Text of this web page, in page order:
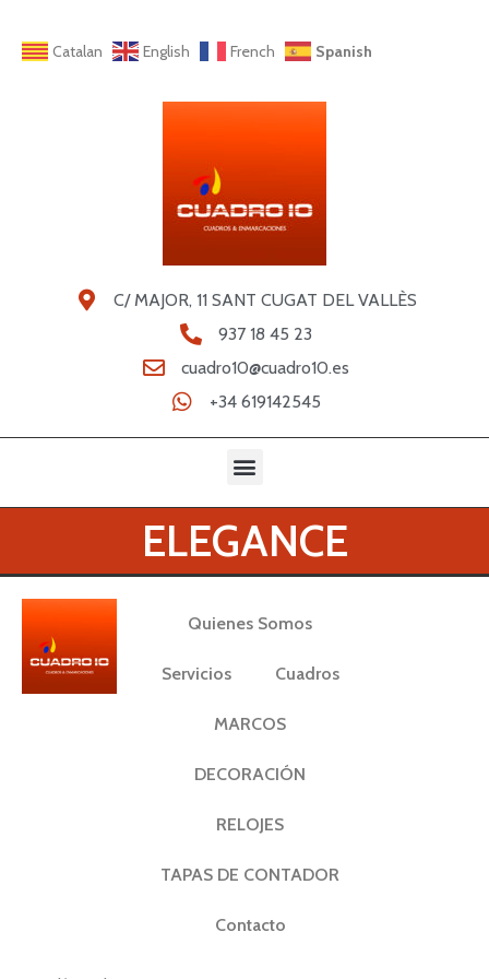
Catalan English French Spanish
C/ MAJOR, 11 SANT CUGAT DEL VALLÈS
937 18 45 23
cuadro10@cuadro10.es
+34 619142545
ELEGANCE
Quienes Somos
Servicios Cuadros
MARCOS
DECORACIÓN
RELOJES
TAPAS DE CONTADOR
Contacto